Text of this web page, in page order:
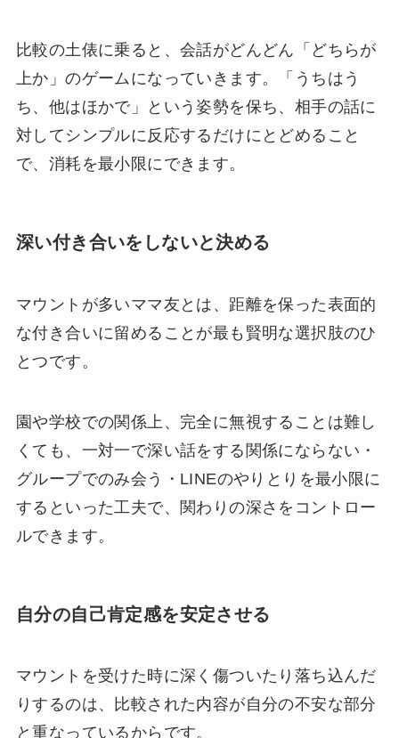
比較の土俵に乗ると、会話がどんどん「どちらが
上か」のゲームになっていきます。「うちはう
ち、他はほかで」という姿勢を保ち、相手の話に
対してシンプルに反応するだけにとどめること
で、消耗を最小限にできます。
深い付き合いをしないと決める
マウントが多いママ友とは、距離を保った表面的
な付き合いに留めることが最も賢明な選択肢のひ
とつです。
園や学校での関係上、完全に無視することは難し
くても、一対一で深い話をする関係にならない・
グループでのみ会う・LINEのやりとりを最小限に
するといった工夫で、関わりの深さをコントロー
ルできます。
自分の自己肯定感を安定させる
マウントを受けた時に深く傷ついたり落ち込んだ
りするのは、比較された内容が自分の不安な部分
と重なっているからです。